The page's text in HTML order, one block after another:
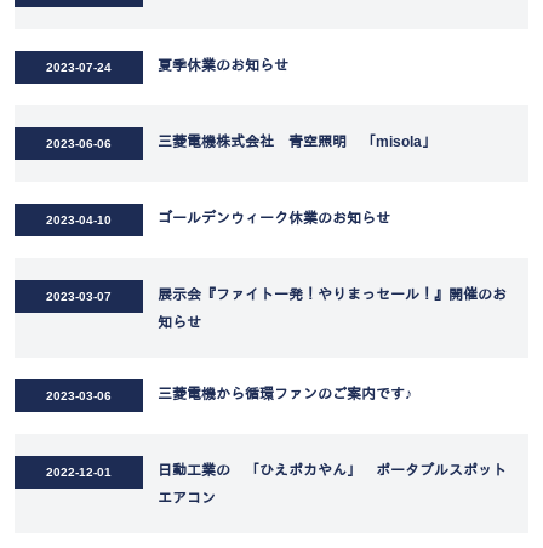
2023-07-24 夏季休業のお知らせ
2023-06-06 三菱電機株式会社 青空照明 「misola」
2023-04-10 ゴールデンウィーク休業のお知らせ
2023-03-07
展示会『ファイト一発！やりまっセール！』開催のお
知らせ
2023-03-06 三菱電機から循環ファンのご案内です♪
2022-12-01
日動工業の 「ひえポカやん」 ポータブルスポット
エアコン